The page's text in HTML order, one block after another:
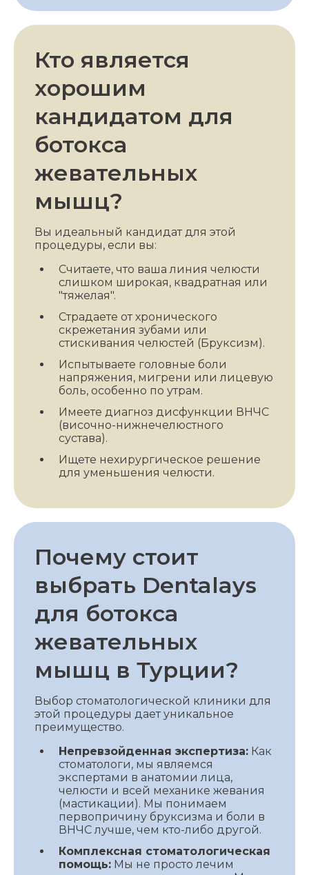
Кто является
хорошим
кандидатом для
ботокса
жевательных
мышц?
Вы идеальный кандидат для этой
процедуры, если вы:
Считаете, что ваша линия челюсти
слишком широкая, квадратная или
"тяжелая".
Страдаете от хронического
скрежетания зубами или
стискивания челюстей (Бруксизм).
Испытываете головные боли
напряжения, мигрени или лицевую
боль, особенно по утрам.
Имеете диагноз дисфункции ВНЧС
(височно-нижнечелюстного
сустава).
Ищете нехирургическое решение
для уменьшения челюсти.
Почему стоит
выбрать Dentalays
для ботокса
жевательных
мышц в Турции?
Выбор стоматологической клиники для
этой процедуры дает уникальное
преимущество.
Непревзойденная экспертиза: Как
стоматологи, мы являемся
экспертами в анатомии лица,
челюсти и всей механике жевания
(мастикации). Мы понимаем
первопричину бруксизма и боли в
ВНЧС лучше, чем кто-либо другой.
Комплексная стоматологическая
помощь: Мы не просто лечим